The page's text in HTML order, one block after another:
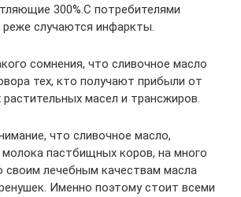
300%.С потребителями
реже случаются инфаркты.
сомнения, что сливочное масло
тех, кто получают прибыли от
масел и трансжиров.
что сливочное масло,
молока пастбищных коров, на много
лечебным качествам масла
Именно поэтому стоит всеми